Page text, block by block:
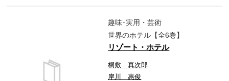
趣味･実用・芸術
世界のホテル【全6巻】
リゾート・ホテル
桐敷 真次郎
岸川 惠俊